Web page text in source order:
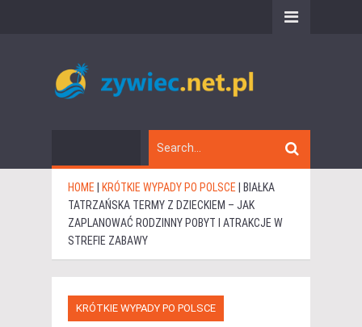
HOME KRÓTKIE WYPADY PO POLSCE
BIAŁKA
TATRZAŃSKA TERMY Z DZIECKIEM – JAK
ZAPLANOWAĆ RODZINNY POBYT I ATRAKCJE W
STREFIE ZABAWY
KRÓTKIE WYPADY PO POLSCE